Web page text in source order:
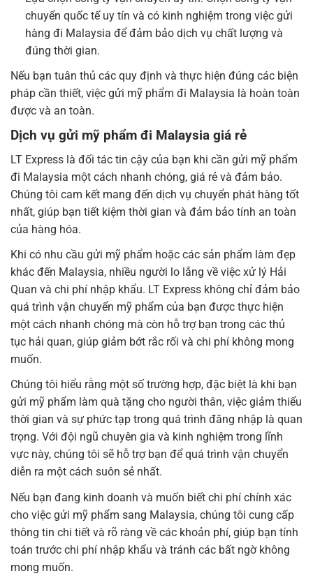
chuyển quốc tế uy tín và có kinh nghiệm trong việc gửi
hàng đi Malaysia để đảm bảo dịch vụ chất lượng và
đúng thời gian.
Nếu bạn tuân thủ các quy định và thực hiện đúng các biện
pháp cần thiết, việc gửi mỹ phẩm đi Malaysia là hoàn toàn
được và an toàn.
Dịch vụ gửi mỹ phẩm đi Malaysia giá rẻ
LT Express là đối tác tin cậy của bạn khi cần gửi mỹ phẩm
đi Malaysia một cách nhanh chóng, giá rẻ và đảm bảo.
Chúng tôi cam kết mang đến dịch vụ chuyển phát hàng tốt
nhất, giúp bạn tiết kiệm thời gian và đảm bảo tính an toàn
của hàng hóa.
Khi có nhu cầu gửi mỹ phẩm hoặc các sản phẩm làm đẹp
khác đến Malaysia, nhiều người lo lắng về việc xử lý Hải
Quan và chi phí nhập khẩu. LT Express không chỉ đảm bảo
quá trình vận chuyển mỹ phẩm của bạn được thực hiện
một cách nhanh chóng mà còn hỗ trợ bạn trong các thủ
tục hải quan, giúp giảm bớt rắc rối và chi phí không mong
muốn.
Chúng tôi hiểu rằng một số trường hợp, đặc biệt là khi bạn
gửi mỹ phẩm làm quà tặng cho người thân, việc giảm thiểu
thời gian và sự phức tạp trong quá trình đăng nhập là quan
trọng. Với đội ngũ chuyên gia và kinh nghiệm trong lĩnh
vực này, chúng tôi sẽ hỗ trợ bạn để quá trình vận chuyển
diễn ra một cách suôn sẻ nhất.
Nếu bạn đang kinh doanh và muốn biết chi phí chính xác
cho việc gửi mỹ phẩm sang Malaysia, chúng tôi cung cấp
thông tin chi tiết và rõ ràng về các khoản phí, giúp bạn tính
toán trước chi phí nhập khẩu và tránh các bất ngờ không
mong muốn.